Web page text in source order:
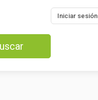
Iniciar sesión